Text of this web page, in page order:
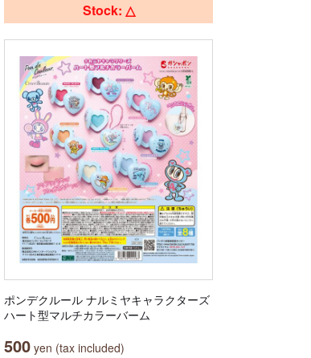
Stock: △
ポンデクルール ナルミヤキャラクターズ
ハート型マルチカラーバーム
500 yen (tax included)